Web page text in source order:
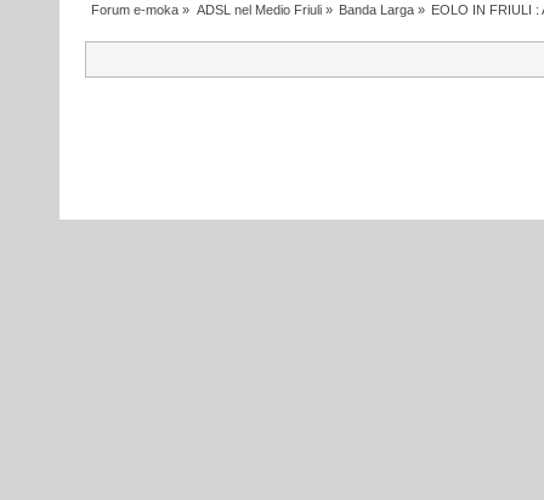
Forum e-moka » ADSL nel Medio Friuli» Banda Larga» EOLO IN FRIULI :